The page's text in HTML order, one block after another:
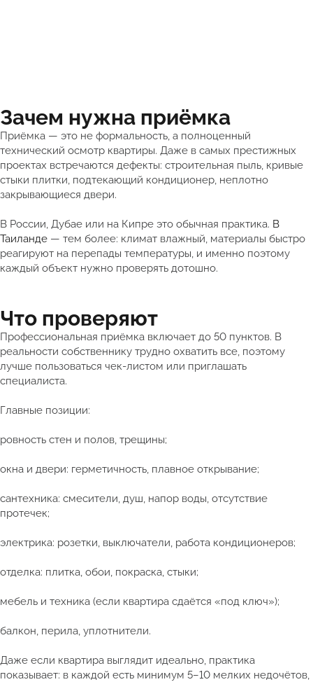
Зачем нужна приёмка
Приёмка — это не формальность, а полноценный
технический осмотр квартиры. Даже в самых престижных
проектах встречаются дефекты: строительная пыль, кривые
стыки плитки, подтекающий кондиционер, неплотно
закрывающиеся двери.
В России, Дубае или на Кипре это обычная практика. В
Таиланде — тем более: климат влажный, материалы быстро
реагируют на перепады температуры, и именно поэтому
каждый объект нужно проверять дотошно.
Что проверяют
Профессиональная приёмка включает до 50 пунктов. В
реальности собственнику трудно охватить все, поэтому
лучше пользоваться чек-листом или приглашать
специалиста.
Главные позиции:
ровность стен и полов, трещины;
окна и двери: герметичность, плавное открывание;
сантехника: смесители, душ, напор воды, отсутствие
протечек;
электрика: розетки, выключатели, работа кондиционеров;
отделка: плитка, обои, покраска, стыки;
мебель и техника (если квартира сдаётся «под ключ»);
балкон, перила, уплотнители.
Даже если квартира выглядит идеально, практика
показывает: в каждой есть минимум 5–10 мелких недочётов,